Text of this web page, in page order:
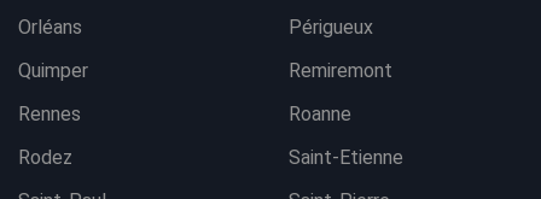
Orléans
Périgueux
Quimper
Remiremont
Rennes
Roanne
Rodez
Saint-Etienne